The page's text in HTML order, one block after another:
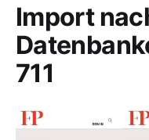
Import
711